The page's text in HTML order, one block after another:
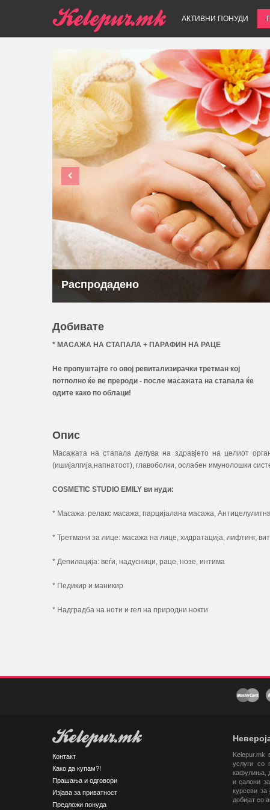
АКТИВНИ ПОНУДИ
Распродадено
Добивате
* МАСАЖА НА СТАПАЛА + ПАРАФИН НА РАЦЕ
Не пропуштајте го овој ревитализирачки третман кој
потполно ќе ве прероди - после масажата на стапала ќе
одите како по облаци!
Опис
Масажата на стапала делува на здравјето на целиот
(ишијалгија,напнатост), главоболки, ослабен имунолошки
COSMETIC STUDIO EMILY ви нуди:
* Масажа: релакс масажа, парцијалана масажа,
* Третмани за лице: масажа на лице, хидратација, лифтинг,
* Депилација: веѓи, надусници, раце, нозе, интима
* Педикир и маникир
* Надградба на ноти и гел на природни нокти
Kelepur.mk
Контакт
Како да купам?!
Прашања и одговори
Изјава за приватност
Предложи понуда
Kelepur.mk
услуги со
кафулиња,
и салони
курсеви за
добијат со